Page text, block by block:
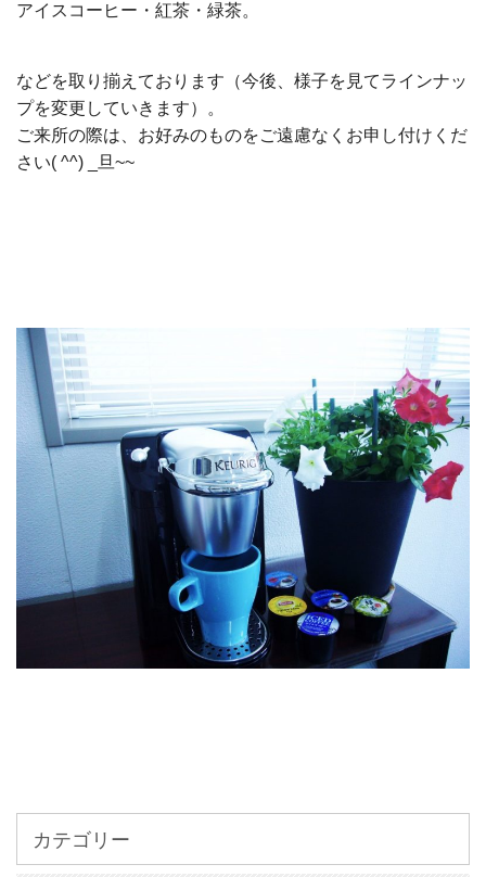
アイスコーヒー・紅茶・緑茶。
などを取り揃えております（今後、様子を見てラインナッ
プを変更していきます）。
ご来所の際は、お好みのものをご遠慮なくお申し付けくだ
さい( ^^) _旦~~
カテゴリー